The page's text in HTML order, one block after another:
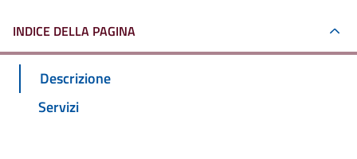
INDICE DELLA PAGINA
Descrizione
Servizi